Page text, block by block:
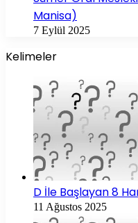
Manisa)
7 Eylül 2025
Kelimeler
D İle Başlayan 8
11 Ağustos 2025